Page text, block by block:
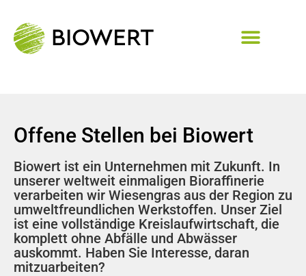
Offene Stellen bei Biowert
Biowert ist ein Unternehmen mit Zukunft. In
unserer weltweit einmaligen Bioraffinerie
verarbeiten wir Wiesengras aus der Region zu
umweltfreundlichen Werkstoffen. Unser Ziel
ist eine vollständige Kreislaufwirtschaft, die
komplett ohne Abfälle und Abwässer
auskommt. Haben Sie Interesse, daran
mitzuarbeiten?